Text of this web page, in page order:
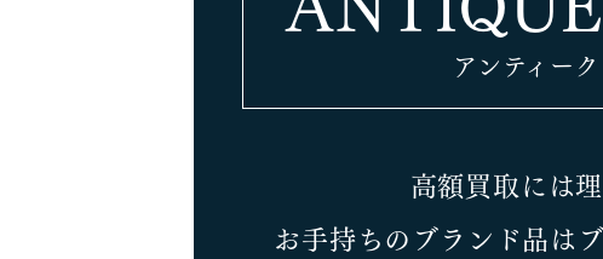
その他
アンティー
高額買取には理
お手持ちのブランド品は